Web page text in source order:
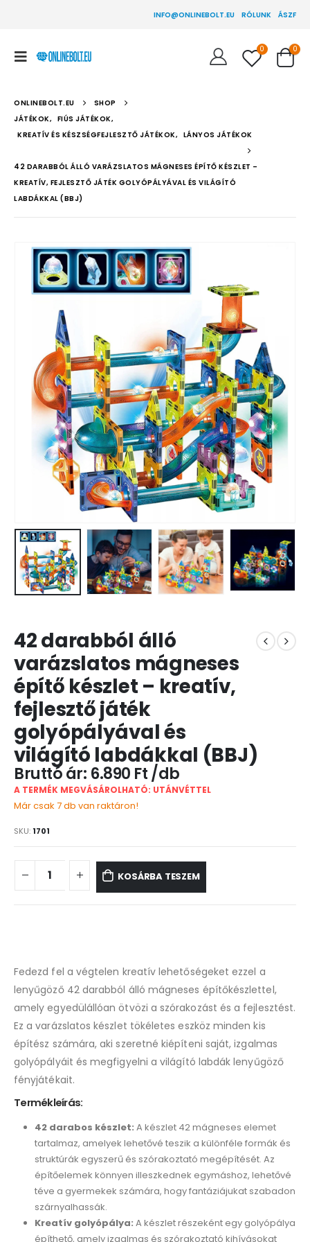
INFO@ONLINEBOLT.EU RÓLUNK ÁSZF
0 0
ONLINEBOLT.EU
SHOP
JÁTÉKOK, FIÚS JÁTÉKOK,
KREATÍV ÉS KÉSZSÉGFEJLESZTŐ JÁTÉKOK, LÁNYOS JÁTÉKOK
42 DARABBÓL ÁLLÓ VARÁZSLATOS MÁGNESES ÉPÍTŐ KÉSZLET –
KREATÍV, FEJLESZTŐ JÁTÉK GOLYÓPÁLYÁVAL ÉS VILÁGÍTÓ
LABDÁKKAL (BBJ)
42 darabból álló
varázslatos mágneses
építő készlet – kreatív,
fejlesztő játék
golyópályával és
világító labdákkal (BBJ)
6.890 Ft
A TERMÉK MEGVÁSÁROLHATÓ: UTÁNVÉTTEL
Már csak 7 db van raktáron!
SKU:1701
KOSÁRBA TESZEM
Fedezd fel a végtelen kreatív lehetőségeket ezzel a
lenyűgöző 42 darabból álló mágneses építőkészlettel,
amely egyedülállóan ötvözi a szórakozást és a fejlesztést.
Ez a varázslatos készlet tökéletes eszköz minden kis
építész számára, aki szeretné kiépíteni saját, izgalmas
golyópályáit és megfigyelni a világító labdák lenyűgöző
fényjátékait.
Termékleírás:
42 darabos készlet: A készlet 42 mágneses elemet
tartalmaz, amelyek lehetővé teszik a különféle formák és
struktúrák egyszerű és szórakoztató megépítését. Az
építőelemek könnyen illeszkednek egymáshoz, lehetővé
téve a gyermekek számára, hogy fantáziájukat szabadon
szárnyalhassák.
Kreatív golyópálya: A készlet részeként egy golyópálya
építhető, amely izgalmas és szórakoztató kihívásokat